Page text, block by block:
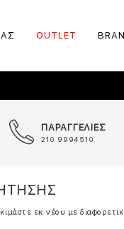
OUTLET
ΠΑΡΑΓΓΕΛΙΕΣ
210 9994510
εκ νέου με